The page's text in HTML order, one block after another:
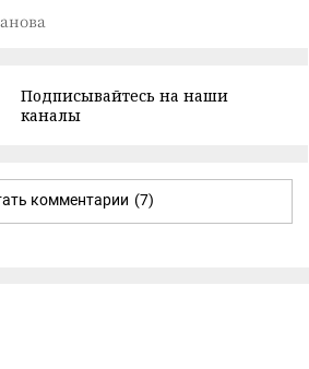
Подписывайтесь на наши
каналы
комментарии (7)